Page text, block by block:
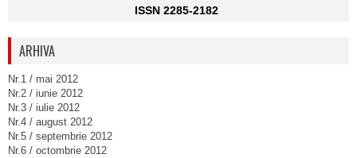
ISSN 2285-2182
ARHIVA
Nr.1 / mai 2012
Nr.2 / iunie 2012
Nr.3 / iulie 2012
Nr.4 / august 2012
Nr.5 / septembrie 2012
Nr.6 / octombrie 2012